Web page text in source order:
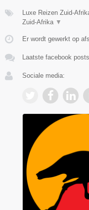
Luxe Reizen Zuid-
Zuid-Afrika ▼
Er wordt gewerkt op
Laatste facebook posts
Sociale media: